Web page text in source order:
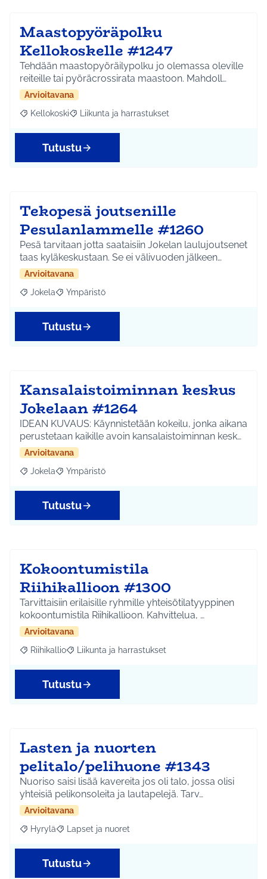
Maastopyöräpolku
Kellokoskelle #1247
Tehdään maastopyöräilypolku jo olemassa oleville
reiteille tai pyöräcrossirata maastoon. Mahdoll…
Arvioitavana
Rajaa tulokset aihepiirin mukaan: Kellokoski
Kellokoski Rajaa tulokset teeman mukaan: Liikunta ja
Liikunta ja harrastukset
Tutustu
Tekopesä joutsenille
Pesulanlammelle #1260
Pesä tarvitaan jotta saataisiin Jokelan laulujoutsenet
taas kyläkeskustaan. Se ei välivuoden jälkeen…
Arvioitavana
Rajaa tulokset aihepiirin mukaan: Jokela
Jokela Rajaa tulokset teeman mukaan: Ympäristö
Ympäristö
Tutustu
Kansalaistoiminnan keskus
Jokelaan #1264
IDEAN KUVAUS: Käynnistetään kokeilu, jonka aikana
perustetaan kaikille avoin kansalaistoiminnan kesk…
Arvioitavana
Rajaa tulokset aihepiirin mukaan: Jokela
Jokela Rajaa tulokset teeman mukaan: Ympäristö
Ympäristö
Tutustu
Kokoontumistila
Riihikallioon #1300
Tarvittaisiin erilaisille ryhmille yhteisötilatyyppinen
kokoontumistila Riihikallioon. Kahvittelua, …
Arvioitavana
Rajaa tulokset aihepiirin mukaan: Riihikallio
Riihikallio Rajaa tulokset teeman mukaan: Liikunta ja
Liikunta ja harrastukset
Tutustu
Lasten ja nuorten
pelitalo/pelihuone #1343
Nuoriso saisi lisää kavereita jos oli talo, jossa olisi
yhteisiä pelikonsoleita ja lautapelejä. Tarv…
Arvioitavana
Rajaa tulokset aihepiirin mukaan: Hyrylä
Hyrylä Rajaa tulokset teeman mukaan: Lapset ja nuoret
Lapset ja nuoret
Tutustu